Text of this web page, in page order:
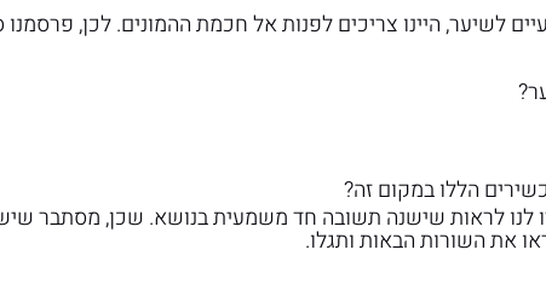
לשיער, היינו צריכים לפנות אל חכמת ההמונים. לכן,
הללו במקום זה?
ואפשרו לנו לראות שישנה תשובה חד משמעית בנושא. שכן,
את השורות הבאות ותגלו.